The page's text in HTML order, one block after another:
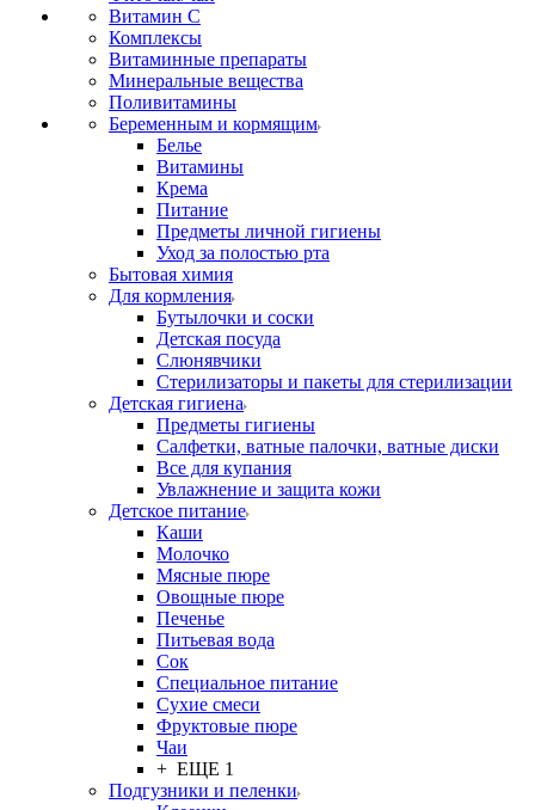
Витамин С
Комплексы
Витаминные препараты
Минеральные вещества
Поливитамины
Беременным и кормящим
Белье
Витамины
Крема
Питание
Предметы личной гигиены
Уход за полостью рта
Бытовая химия
Для кормления
Бутылочки и соски
Детская посуда
Слюнявчики
Стерилизаторы и пакеты для стерилизации
Детская гигиена
Предметы гигиены
Салфетки, ватные палочки, ватные диски
Все для купания
Увлажнение и защита кожи
Детское питание
Каши
Молочко
Мясные пюре
Овощные пюре
Печенье
Питьевая вода
Сок
Специальное питание
Сухие смеси
Фруктовые пюре
Чаи
+ ЕЩЕ 1
Подгузники и пеленки